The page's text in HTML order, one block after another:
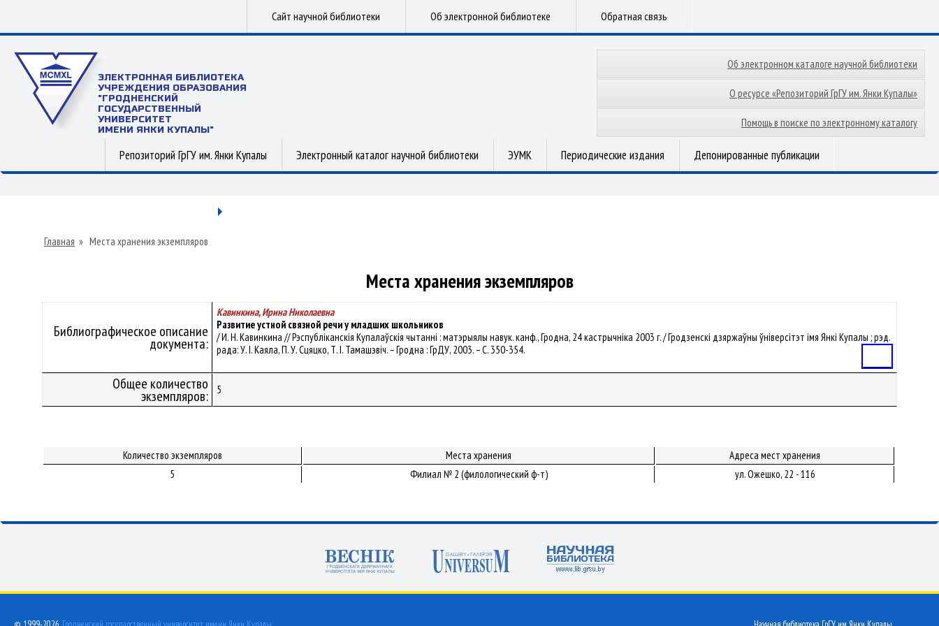
Сайт научной библиотеки Об электронной библиотеке Обратная связь
ЭЛЕКТРОННАЯ БИБЛИОТЕКА
УЧРЕЖДЕНИЯ ОБРАЗОВАНИЯ
"ГРОДНЕНСКИЙ
ГОСУДАРСТВЕННЫЙ
УНИВЕРСИТЕТ
ИМЕНИ ЯНКИ КУПАЛЫ"
Об электронном каталоге научной библиотеки
О ресурсе «Репозиторий ГрГУ им. Янки Купалы»
Помощь в поиске по электронному каталогу
Репозиторий ГрГУ им. Янки Купалы Электронный каталог научной библиотеки ЭУМК Периодические издания Депонированные публикации
Главная » Места хранения экземпляров
Места хранения экземпляров
Библиографическое описание
документа:
Кавинкина, Ирина Николаевна
Развитие устной связной речи у младших школьников
/ И. Н. Кавинкина // Рэспубліканскія Купалаўскія чытанні : матэрыялы навук. канф., Гродна, 24 кастрычніка 2003 г. / Гродзенскi дзяржаўны ўнiверсітэт iмя Янкі Купалы ; рэд.
рада: У. I. Каяла, П. У. Сцяцко, Т. І. Тамашэвіч. – Гродна : ГрДУ, 2003. – С. 350-354.
Общее количество
экземпляров: 5
Количество экземпляров Места хранения
Адреса мест хранения
5
Филиал № 2 (филологический ф-т) ул. Ожешко, 22 - 116